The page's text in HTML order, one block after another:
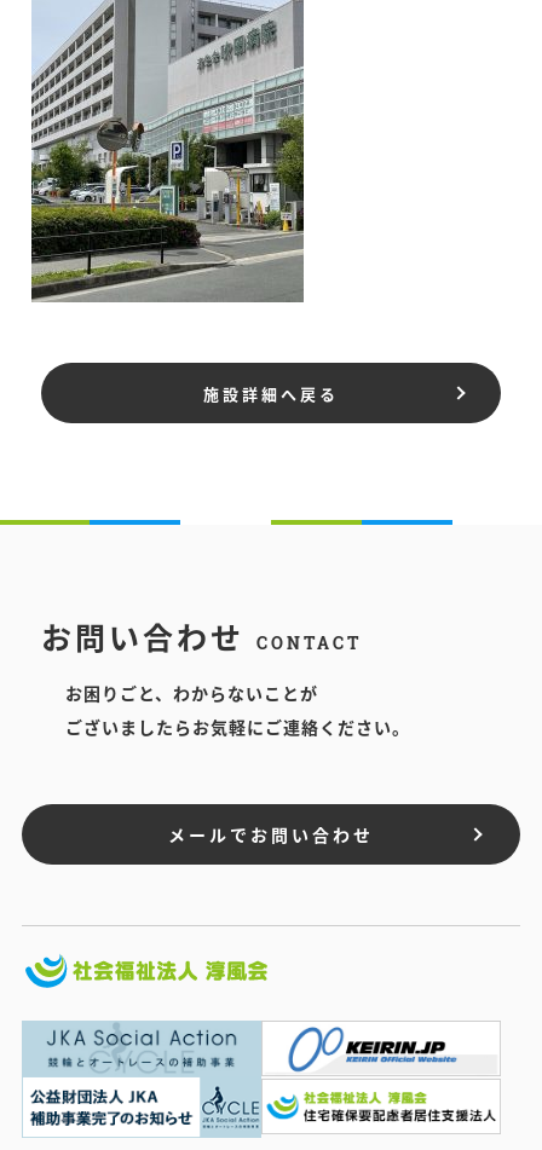
施設詳細へ戻る
お問い合わせ CONTACT
お困りごと、わからないことが
ございましたらお気軽にご連絡ください。
メールでお問い合わせ